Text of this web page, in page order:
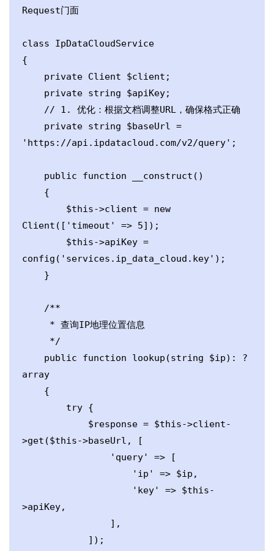
Request门面
class IpDataCloudService
{
'https://api.ipdatacloud.com/v2/query';
Client(['timeout' => 5]);
config('services.ip_data_cloud.key');
array
>get($this->baseUrl, [
>apiKey,